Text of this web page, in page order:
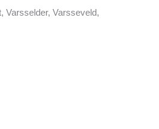
Varsselder, Varsseveld,